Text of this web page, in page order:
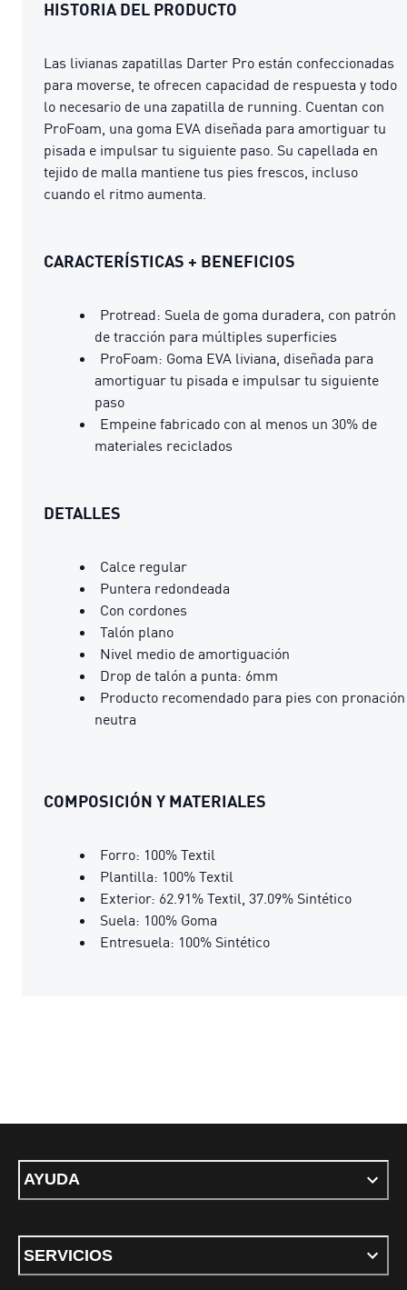
HISTORIA DEL PRODUCTO
Las livianas zapatillas Darter Pro están confeccionadas
para moverse, te ofrecen capacidad de respuesta y todo
lo necesario de una zapatilla de running. Cuentan con
ProFoam, una goma EVA diseñada para amortiguar tu
pisada e impulsar tu siguiente paso. Su capellada en
tejido de malla mantiene tus pies frescos, incluso
cuando el ritmo aumenta.
CARACTERÍSTICAS + BENEFICIOS
Protread: Suela de goma duradera, con patrón
de tracción para múltiples superficies
ProFoam: Goma EVA liviana, diseñada para
amortiguar tu pisada e impulsar tu siguiente
paso
Empeine fabricado con al menos un 30% de
materiales reciclados
DETALLES
Calce regular
Puntera redondeada
Con cordones
Talón plano
Nivel medio de amortiguación
Drop de talón a punta: 6mm
Producto recomendado para pies con pronación
neutra
COMPOSICIÓN Y MATERIALES
Forro: 100% Textil
Plantilla: 100% Textil
Exterior: 62.91% Textil, 37.09% Sintético
Suela: 100% Goma
Entresuela: 100% Sintético
AYUDA
SERVICIOS